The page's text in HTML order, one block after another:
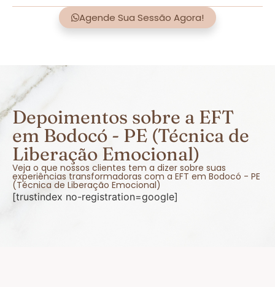
Agende Sua Sessão Agora!
Depoimentos sobre a EFT
em Bodocó - PE (Técnica de
Liberação Emocional)
Veja o que nossos clientes tem a dizer sobre suas
experiências transformadoras com a EFT em Bodocó - PE
(Técnica de Liberação Emocional)
[trustindex no-registration=google]